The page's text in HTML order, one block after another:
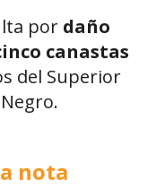
por daño
canastas
del Superior
nota